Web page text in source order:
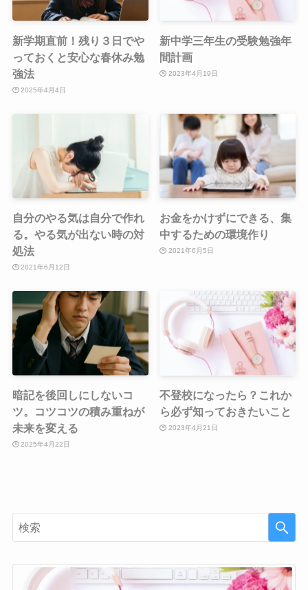
新学期直前！残り３日でや
っておくと安心な春休み勉
強法
2025年4月4日
新中学三年生の受験勉強年
間計画
2023年4月19日
自分のやる気は自分で作れ
る。やる気が出ない時の対
処法
2021年6月12日
お金をかけずにできる、集
中するための環境作り
2021年6月5日
暗記を後回しにしないコ
ツ。コツコツの積み重ねが
未来を変える
2025年4月22日
不登校になったら？これか
ら必ず知っておきたいこと
2023年4月21日